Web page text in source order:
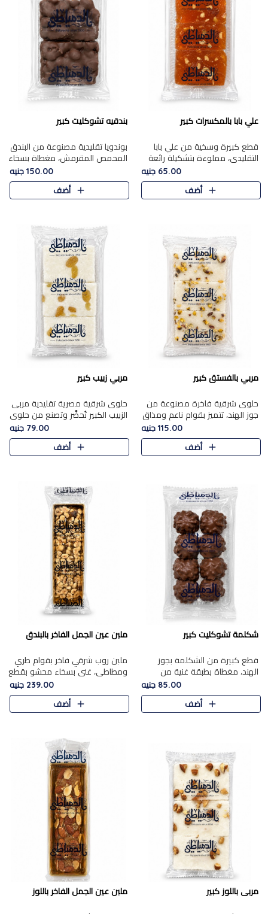
علي بابا بالمكسرات كبير
قطع كبيرة وسخية من علي بابا
التقليدي، مملوءة بتشكيلة رائعة
من المكسرات المحمصة المحمرة.
65.00 جنيه
أضف
بندقيه تشوكليت كبير
بوندويا تقليدية مصنوعة من البندق
المحمص المقرمش، مغطاة بسخاء
بشوكولاتة فاخرة غنية لتحقيق
التوازن المثالي بين قوام القرمشة
ونكهة الشوكولاتة ا..
150.00 جنيه
أضف
مربي بالفستق كبير
حلوى شرقية فاخرة مصنوعة من
جوز الهند، تتميز بقوام ناعم ومذاق
غني، وتزين بقطع من الفستق
الفاخر التي تضيف عليها قرمشة
115.00 جنيه
أضف
مربي زبيب كبير
حلوى شرقية مصرية تقليدية مربى
الزبيب الكبير تُحضَّر وتصنع من حلوي
جوز الهند باسد بقوام طري ومذاق
غني، وتُزين وتغطا بحبات الزبيب
الذهبي التي ..
79.00 جنيه
أضف
شكلمة تشوكليت كبير
قطع كبيرة من الشكلمة بجوز
الهند، مغطاة بطبقة غنية من
الشوكولاتة الفاخرة لتجمع بين
القوام الطري من الداخل مركز جوز
الهند المطاطي والمذاق الغن..
85.00 جنيه
أضف
ملبن عين الجمل الفاخر بالبندق
ملبن روب شرقي فاخر بقوام طري
ومطاطي، غني بسخاء محشو بقطع
عين الجمل والبندق المحمص التي
تضيف قرمشة مميزة مُرضية
ونكهة جوزية غنية في كل
239.00 جنيه
أضف
مربى باللوز كبير ملبن عين الجمل الفاخر باللوز